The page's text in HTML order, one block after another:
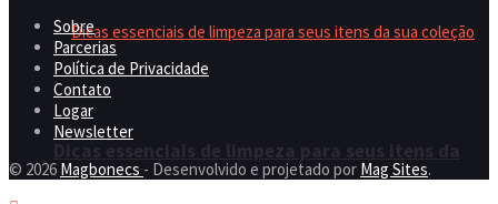
Sobre
Parcerias
Política de Privacidade
Contato
Logar
Newsletter
© 2026 Magbonecs - Desenvolvido e projetado por Mag Sites.